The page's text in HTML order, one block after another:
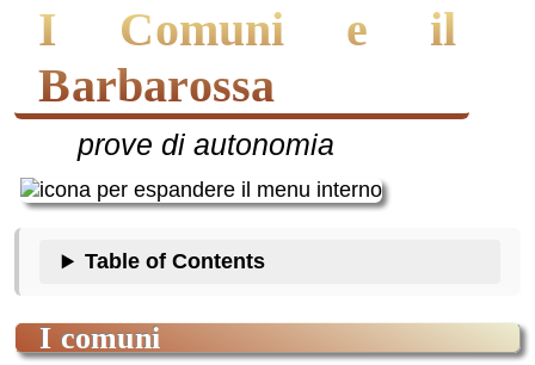
i Comuni e il
Barbarossa
prove di autonomia
Table of Contents
i comuni